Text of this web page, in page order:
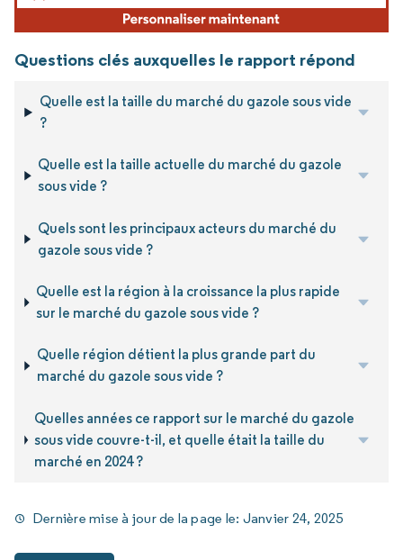
Questions clés auxquelles le rapport répond
Quelle est la taille du marché du gazole sous vide
?
Quelle est la taille actuelle du marché du gazole
sous vide ?
Quels sont les principaux acteurs du marché du
gazole sous vide ?
Quelle est la région à la croissance la plus rapide
sur le marché du gazole sous vide ?
Quelle région détient la plus grande part du
marché du gazole sous vide ?
Quelles années ce rapport sur le marché du gazole
sous vide couvre-t-il, et quelle était la taille du
marché en 2024 ?
Dernière mise à jour de la page le: Janvier 24, 2025